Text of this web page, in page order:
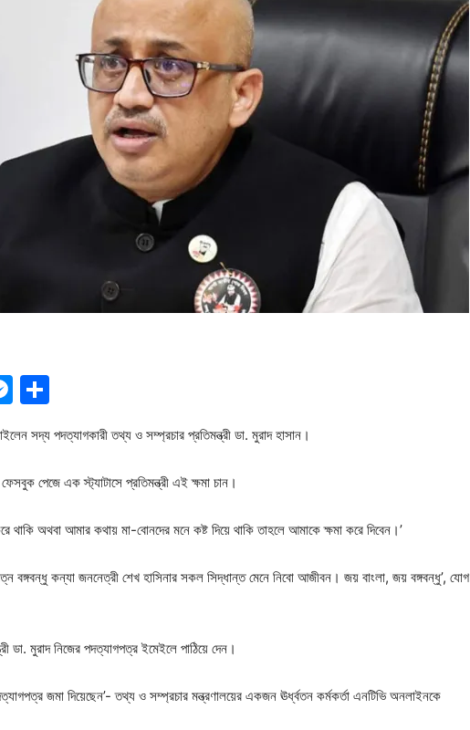
Messenger
সদ্য পদত্যাগকারী তথ্য ও সম্প্রচার প্রতিমন্ত্রী ডা. মুরাদ হাসান।
পেজে এক স্ট্যাটাসে প্রতিমন্ত্রী এই ক্ষমা চান।
থাকি অথবা আমার কথায় মা-বোনদের মনে কষ্ট দিয়ে থাকি তাহলে আমাকে ক্ষমা করে দিবেন।’
বঙ্গবন্ধু কন্যা জননেত্রী শেখ হাসিনার সকল সিদ্ধান্ত মেনে নিবো আজীবন। জয় বাংলা, জয় বঙ্গবন্ধু’, যোগ
ডা. মুরাদ নিজের পদত্যাগপত্র ইমেইলে পাঠিয়ে দেন।
জমা দিয়েছেন’- তথ্য ও সম্প্রচার মন্ত্রণালয়ের একজন ঊর্ধ্বতন কর্মকর্তা এনটিভি অনলাইনকে